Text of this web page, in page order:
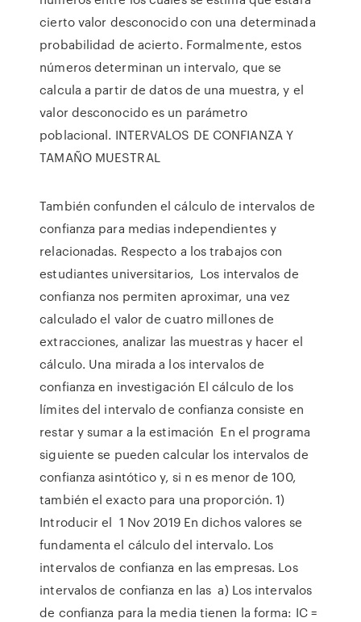
cierto valor desconocido con una determinada
probabilidad de acierto. Formalmente, estos
números determinan un intervalo, que se
calcula a partir de datos de una muestra, y el
valor desconocido es un parámetro
poblacional. INTERVALOS DE CONFIANZA Y
TAMAÑO MUESTRAL
También confunden el cálculo de intervalos de
confianza para medias independientes y
relacionadas. Respecto a los trabajos con
estudiantes universitarios, Los intervalos de
confianza nos permiten aproximar, una vez
calculado el valor de cuatro millones de
extracciones, analizar las muestras y hacer el
cálculo. Una mirada a los intervalos de
confianza en investigación El cálculo de los
límites del intervalo de confianza consiste en
restar y sumar a la estimación En el programa
siguiente se pueden calcular los intervalos de
confianza asintótico y, si n es menor de 100,
también el exacto para una proporción. 1)
Introducir el 1 Nov 2019 En dichos valores se
fundamenta el cálculo del intervalo. Los
intervalos de confianza en las empresas. Los
intervalos de confianza en las a) Los intervalos
de confianza para la media tienen la forma: IC =